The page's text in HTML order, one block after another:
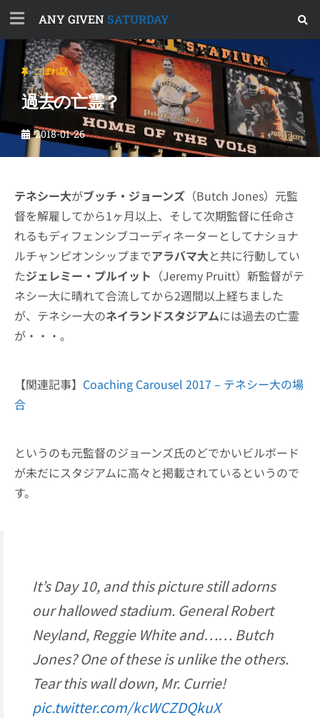
ANY GIVEN SATURDAY
こぼれ話
過去の亡霊？
2018-01-26
テネシー大がブッチ・ジョーンズ （Butch Jones）元監
督を解雇してから1ヶ月以上、そして次期監督に任命さ
れるもディフェンシブコーディネーターとしてナショナ
ルチャンピオンシップまでアラバマ大と共に行動してい
たジェレミー・プルイット （Jeremy Pruitt）新監督がテ
ネシー大に晴れて合流してから2週間以上経ちました
が、テネシー大のネイランドスタジアムには過去の亡霊
が・・・。
【関連記事】 Coaching Carousel 2017 – テネシー大の場
合
というのも元監督のジョーンズ氏のどでかいビルボード
が未だにスタジアムに高々と掲載されているというので
す。
It’s Day 10, and this picture still adorns
our hallowed stadium. General Robert
Neyland, Reggie White and…… Butch
Jones? One of these is unlike the others.
Tear this wall down, Mr. Currie!
pic.twitter.com/kcWCZDQkuX